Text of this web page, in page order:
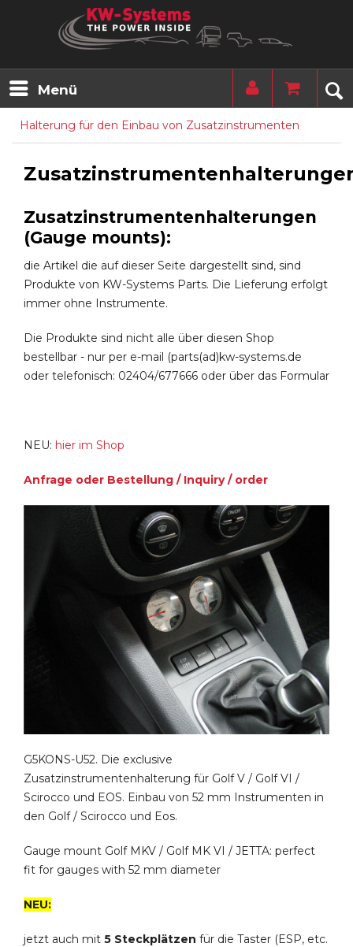
Menü
Halterung für den Einbau von Zusatzinstrumenten
Zusatzinstrumentenhalterungen
(Gauge mounts):
die Artikel die auf dieser Seite dargestellt sind, sind
Produkte von KW-Systems Parts. Die Lieferung erfolgt
immer ohne Instrumente.
Die Produkte sind nicht alle über diesen Shop
bestellbar - nur per e-mail (parts(ad)kw-systems.de
oder telefonisch: 02404/677666 oder über das Formular
NEU: hier im Shop
Anfrage oder Bestellung / Inquiry / order
G5KONS-U52. Die exclusive
Zusatzinstrumentenhalterung für Golf V / Golf VI /
Scirocco und EOS. Einbau von 52 mm Instrumenten in
den Golf / Scirocco und Eos.
Gauge mount Golf MKV / Golf MK VI / JETTA: perfect
fit for gauges with 52 mm diameter
NEU:
jetzt auch mit 5 Steckplätzen für die Taster (ESP, etc.